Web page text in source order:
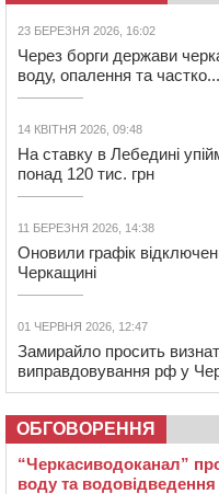
23 БЕРЕЗНЯ 2026, 16:02
Через борги держави
воду, опалення та частко...
14 КВІТНЯ 2026, 09:48
На ставку в Лебедині
понад 120 тис. грн
11 БЕРЕЗНЯ 2026, 14:38
Оновили графік
Черкащині
01 ЧЕРВНЯ 2026, 12:47
Замирайло просить
виправдовування рф у
ОБГОВОРЕННЯ
“Черкасиводоканал”
воду та водовідведення